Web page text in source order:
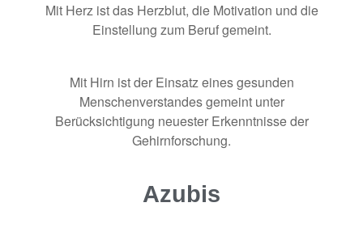
Mit Herz ist das Herzblut, die Motivation und die
Einstellung zum Beruf gemeint.
Mit Hirn ist der Einsatz eines gesunden
Menschenverstandes gemeint unter
Berücksichtigung neuester Erkenntnisse der
Gehirnforschung.
Azubis